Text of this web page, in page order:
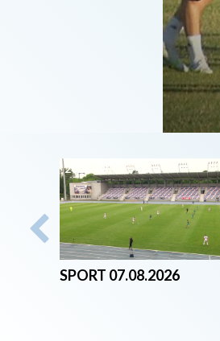
2026-08-07
SPORT 07.08.2026